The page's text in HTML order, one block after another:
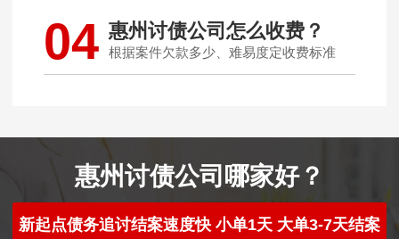
04 惠州讨债公司怎么收费？
根据案件欠款多少、难易度定收费标准
惠州讨债公司哪家好？
新起点债务追讨结案速度快 小单1天 大单3-7天结案